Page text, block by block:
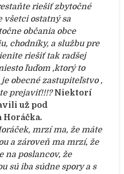
riešiť zbytočné
všetci ostatný sa
občania obce
chodníky, a službu pre
riešiť tak radšej
ľuďom ,ktorý to
obecné zastupiteľstvo ,
prejaviť!!!? Niektorí
už pod
Horáčka.
mrzí ma, že máte
a zároveň ma mrzí, že
na poslancov, že
sú iba súdne spory a s